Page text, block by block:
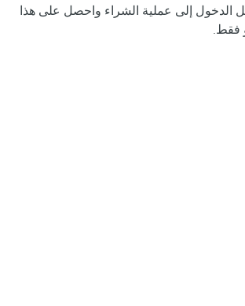
الدخول إلى عملية الشراء واحصل على هذا
فقط.